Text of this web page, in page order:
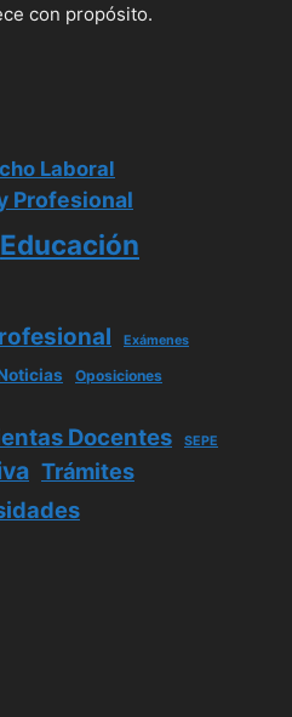
con propósito.
Laboral
Profesional
Educación
Exámenes
Oposiciones
Docentes SEPE
Trámites